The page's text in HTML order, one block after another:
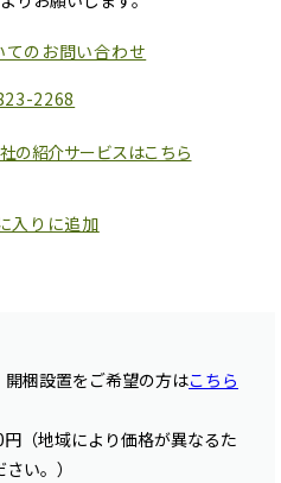
てのお問い合わせ
2268
の紹介サービスはこちら
入りに追加
梱設置をご希望の方はこちら
（地域により価格が異なるた
い。）